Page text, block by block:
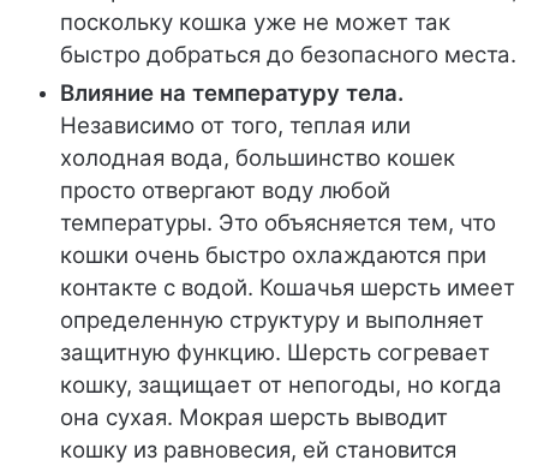
поскольку кошка уже не может так
быстро добраться до безопасного места.
Влияние на температуру тела.
Независимо от того, теплая или
холодная вода, большинство кошек
просто отвергают воду любой
температуры. Это объясняется тем, что
кошки очень быстро охлаждаются при
контакте с водой. Кошачья шерсть имеет
определенную структуру и выполняет
защитную функцию. Шерсть согревает
кошку, защищает от непогоды, но когда
она сухая. Мокрая шерсть выводит
кошку из равновесия, ей становится